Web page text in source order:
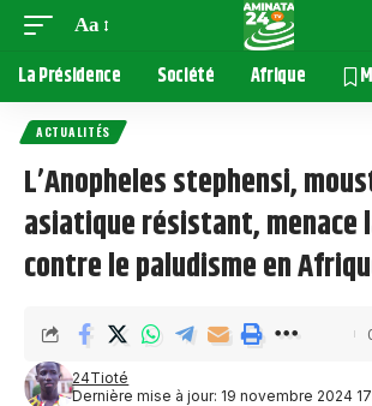
Aa
La Présidence Société Afrique
ACTUALITÉS
L’Anopheles stephensi,
asiatique résistant, menace
contre le paludisme en
Dernière mise à jour: 19 novembre 2024
24Tioté